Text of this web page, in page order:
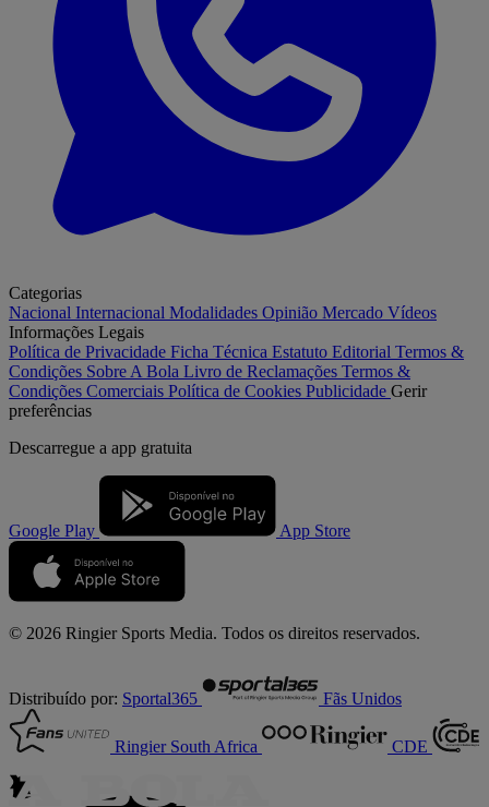
Categorias
Nacional Internacional Modalidades Opinião Mercado Vídeos
Informações Legais
Política de Privacidade Ficha Técnica Estatuto Editorial Termos &
Condições Sobre A Bola Livro de Reclamações Termos &
Condições Comerciais Política de Cookies Publicidade Gerir
preferências
Descarregue a app gratuita
Google Play App Store
© 2026 Ringier Sports Media. Todos os direitos reservados.
Distribuído por: Sportal365 Fãs Unidos
Ringier South Africa CDE